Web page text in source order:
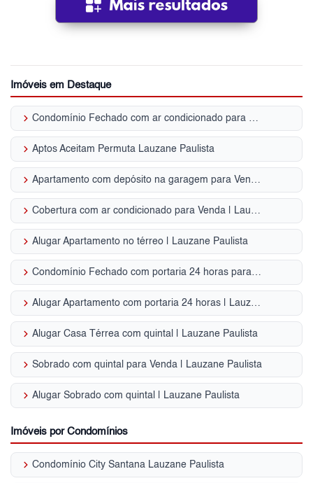
Imóveis em Destaque
keyboard_arrow_right Condomínio Fechado com ar condicionado para Venda | Lauzane Paulista
keyboard_arrow_right Aptos Aceitam Permuta Lauzane Paulista
keyboard_arrow_right Apartamento com depósito na garagem para Venda | Lauzane Paulista
keyboard_arrow_right Cobertura com ar condicionado para Venda | Lauzane Paulista
keyboard_arrow_right Alugar Apartamento no térreo | Lauzane Paulista
keyboard_arrow_right Condomínio Fechado com portaria 24 horas para Venda | Lauzane Paulista
keyboard_arrow_right Alugar Apartamento com portaria 24 horas | Lauzane Paulista
keyboard_arrow_right Alugar Casa Térrea com quintal | Lauzane Paulista
keyboard_arrow_right Sobrado com quintal para Venda | Lauzane Paulista
keyboard_arrow_right Alugar Sobrado com quintal | Lauzane Paulista
Imóveis por Condomínios
keyboard_arrow_right Condomínio City Santana Lauzane Paulista